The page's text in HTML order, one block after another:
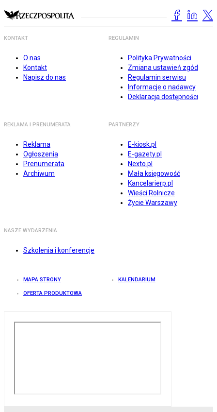
KONTAKT
O nas
Kontakt
Napisz do nas
REGULAMIN
Polityka Prywatności
Zmiana ustawień zgód
Regulamin serwisu
Informacje o nadawcy
Deklaracja dostępności
REKLAMA I PRENUMERATA
Reklama
Ogłoszenia
Prenumerata
Archiwum
PARTNERZY
E-kiosk.pl
E-gazety.pl
Nexto.pl
Mała księgowość
Kancelarierp.pl
Wieści Rolnicze
Życie Warszawy
NASZE WYDARZENIA
Szkolenia i konferencje
MAPA STRONY KALENDARIUM
OFERTA PRODUKTOWA